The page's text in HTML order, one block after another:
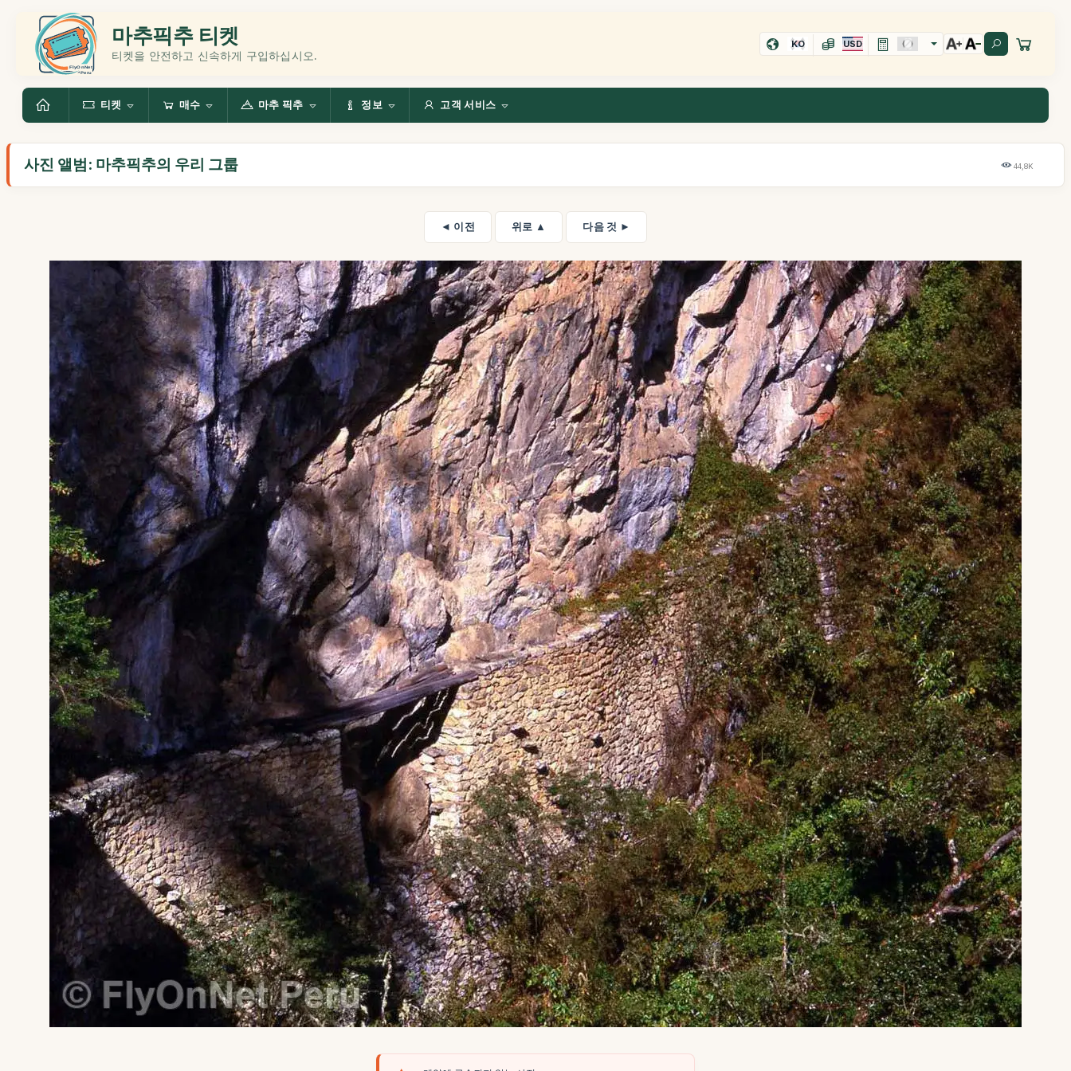
마추픽추 티켓
티켓을 안전하고 신속하게 구입하십시오.
KO USD
티켓 매수 마추 픽추 정보 고객 서비스
사진 앨범: 마추픽추의 우리 그룹 44,8K
◄ 이전 위로 ▲ 다음 것 ►